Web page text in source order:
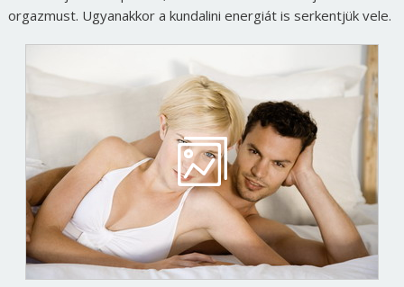
orgazmust. Ugyanakkor a kundalini energiát is serkentjük vele.